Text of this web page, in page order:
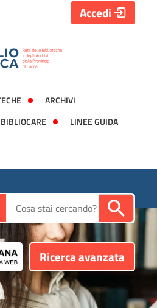
ARCHIVI
BIBLIOCARE
LINEE GUIDA
Accedi
Cerca su "Catalogo"
Ricerca avanzata